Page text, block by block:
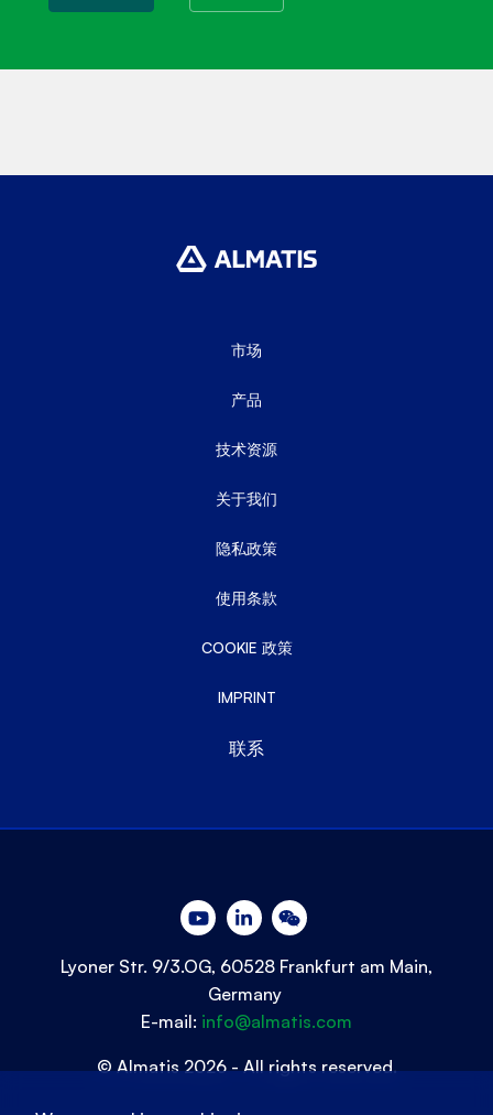
市场
产品
技术资源
关于我们
隐私政策
使用条款
COOKIE 政策
IMPRINT
联系
Lyoner Str. 9/3.OG, 60528 Frankfurt am Main,
Germany
E-mail: info@almatis.com
© Almatis 2026 - All rights reserved.